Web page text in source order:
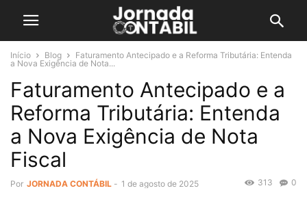
Início Blog
Faturamento Antecipado e a Reforma Tributária: Entenda
a Nova Exigência de Nota...
Faturamento Antecipado e a
Reforma Tributária: Entenda
a Nova Exigência de Nota
Fiscal
Por JORNADA CONTÁBIL - 1 de agosto de 2025 0
313